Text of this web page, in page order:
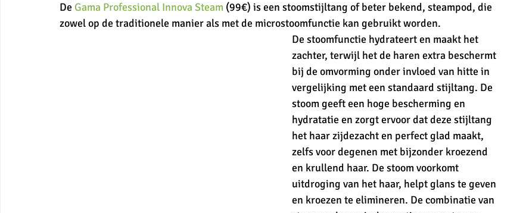
De Gama Professional Innova Steam (99€) is een stoomstijltang of beter bekend, steampod, die
zowel op de traditionele manier als met de microstoomfunctie kan gebruikt worden.
De stoomfunctie hydrateert en maakt het ​​
zachter, terwijl het de haren extra beschermt
bij de omvorming onder invloed van hitte in
vergelijking met een standaard stijltang. De
stoom geeft een hoge bescherming en
hydratatie en zorgt ervoor dat deze stijltang
het haar zijdezacht en perfect glad maakt,
zelfs voor degenen met bijzonder kroezend
en krullend haar. De stoom voorkomt
uitdroging van het haar, helpt glans te geven
en kroezen te elimineren. De combinatie van